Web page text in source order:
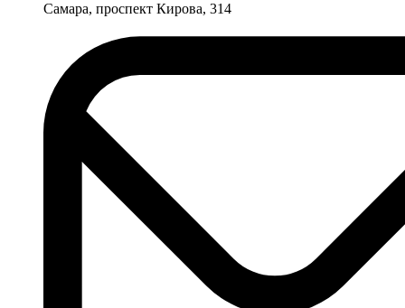
Самара, проспект Кирова, 314